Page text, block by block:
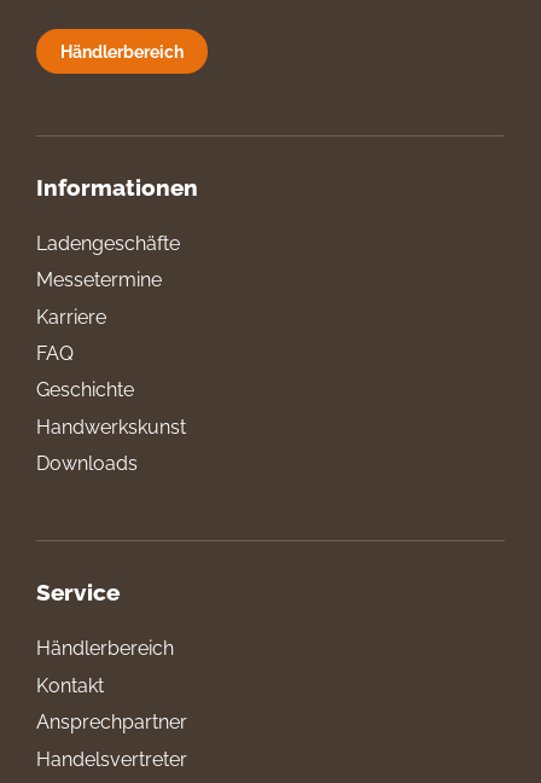
Händlerbereich
Informationen
Ladengeschäfte
Messetermine
Karriere
FAQ
Geschichte
Handwerkskunst
Downloads
Service
Händlerbereich
Kontakt
Ansprechpartner
Handelsvertreter